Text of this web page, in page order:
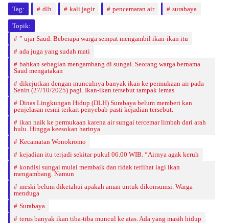
Tag: dlh kali jagir pencemaran air surabaya
Topik:
” ujar Saud. Beberapa warga sempat mengambil ikan-ikan itu
ada juga yang sudah mati
bahkan sebagian mengambang di sungai. Seorang warga bernama
Saud mengatakan
dikejutkan dengan munculnya banyak ikan ke permukaan air pada
Senin (27/10/2025) pagi. Ikan-ikan tersebut tampak lemas
Dinas Lingkungan Hidup (DLH) Surabaya belum memberi kan
penjelasan resmi terkait penyebab pasti kejadian tersebut.
ikan naik ke permukaan karena air sungai tercemar limbah dari arah
hulu. Hingga keesokan harinya
Kecamatan Wonokromo
kejadian itu terjadi sekitar pukul 06.00 WIB. “Airnya agak keruh
kondisi sungai mulai membaik dan tidak terlihat lagi ikan
mengambang. Namun
meski belum diketahui apakah aman untuk dikonsumsi. Warga
menduga
Surabaya
terus banyak ikan tiba-tiba muncul ke atas. Ada yang masih hidup